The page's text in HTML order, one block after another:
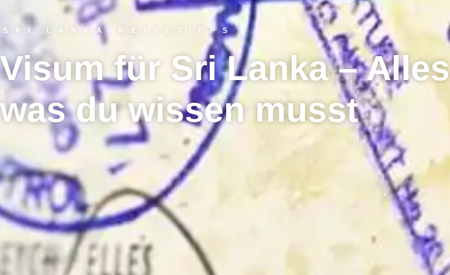
SRI LANKA REISETIPPS
Visum für Sri Lanka – Alles
was du wissen musst